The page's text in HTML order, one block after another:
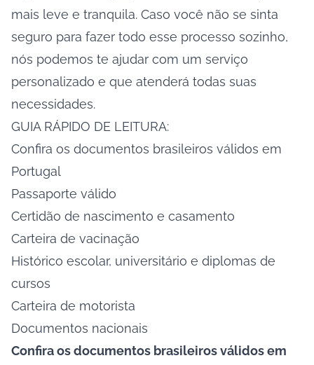
mais leve e tranquila. Caso você não se sinta
seguro para fazer todo esse processo sozinho,
nós podemos te ajudar com um serviço
personalizado e que atenderá todas suas
necessidades.
GUIA RÁPIDO DE LEITURA:
Confira os documentos brasileiros válidos em
Portugal
Passaporte válido
Certidão de nascimento e casamento
Carteira de vacinação
Histórico escolar, universitário e diplomas de
cursos
Carteira de motorista
Documentos nacionais
Confira os documentos brasileiros válidos em